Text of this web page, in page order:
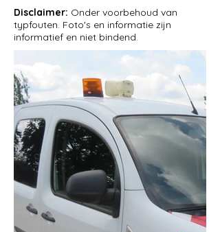
Disclaimer: Onder voorbehoud van
typfouten. Foto's en informatie zijn
informatief en niet bindend.